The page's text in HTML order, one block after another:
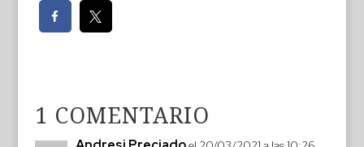
1 COMENTARIO